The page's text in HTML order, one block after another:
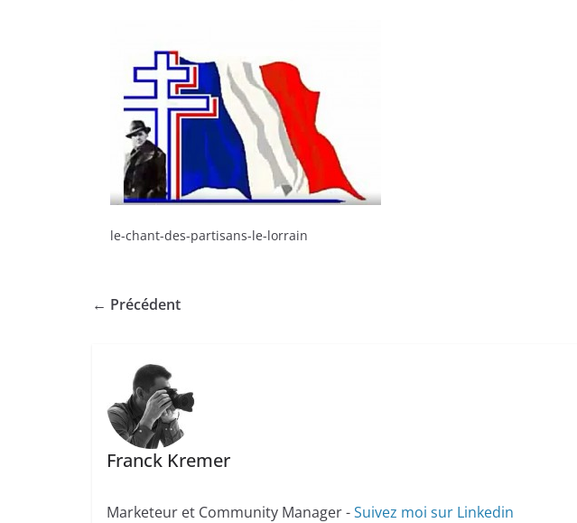
le-chant-des-partisans-le-lorrain
← Précédent
Franck Kremer
Marketeur et Community Manager -Suivez moi sur Linkedin